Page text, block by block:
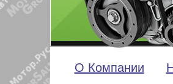
О Компании